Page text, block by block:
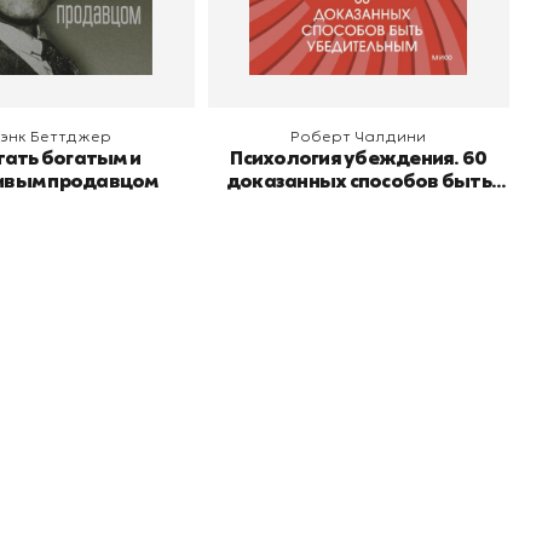
Беттджер
богатым и
продавцом
В корзину
Роберт Чалдини
Психология убеждения. 60
доказанных способов быть